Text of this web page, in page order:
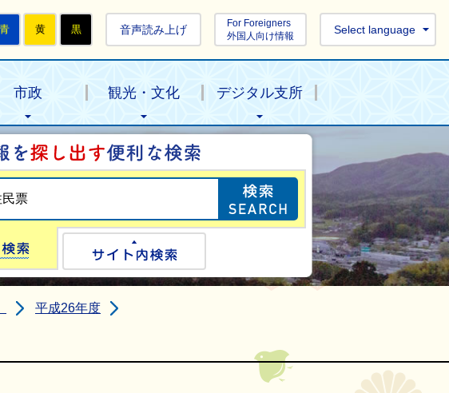
青 黄 黒 音声読み上げ
For Foreigners
外国人向け情報
Select language
市政 観光・文化 デジタル支所
目的の情報を探
Google検索
平成26年度